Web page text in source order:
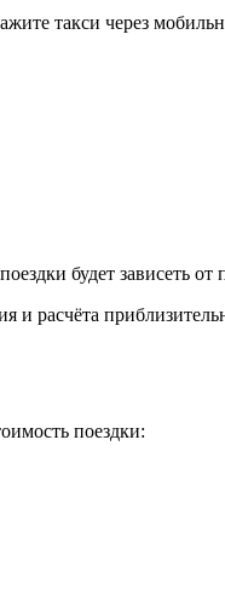
такси через
будет зависеть
расчёта
поездки: